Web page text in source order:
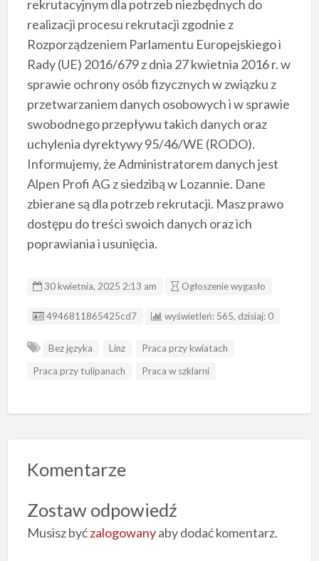
rekrutacyjnym dla potrzeb niezbędnych do
realizacji procesu rekrutacji zgodnie z
Rozporządzeniem Parlamentu Europejskiego i
Rady (UE) 2016/679 z dnia 27 kwietnia 2016 r. w
sprawie ochrony osób fizycznych w związku z
przetwarzaniem danych osobowych i w sprawie
swobodnego przepływu takich danych oraz
uchylenia dyrektywy 95/46/WE (RODO).
Informujemy, że Administratorem danych jest
Alpen Profi AG z siedzibą w Lozannie. Dane
zbierane są dla potrzeb rekrutacji. Masz prawo
dostępu do treści swoich danych oraz ich
poprawiania i usunięcia.
30 kwietnia, 2025 2:13 am Ogłoszenie wygasło
ID ogłoszenia
4946811865425cd7 wyświetleń: 565, dzisiaj: 0
Bez języka Linz
Praca przy kwiatach
Praca przy tulipanach
Praca w szklarni
Komentarze
Zostaw odpowiedź
Musisz byćzalogowanyaby dodać komentarz.